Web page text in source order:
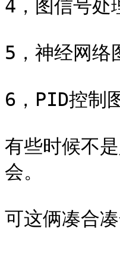
4，图信号处
5，神经网络
6，PID控制
有些时候不
会。
可这俩凑合